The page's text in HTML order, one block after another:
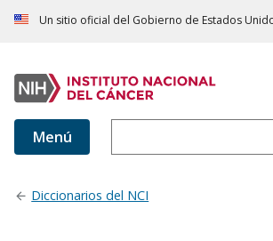
Un sitio oficial del Gobierno de Estados
Menú
Diccionarios del NCI